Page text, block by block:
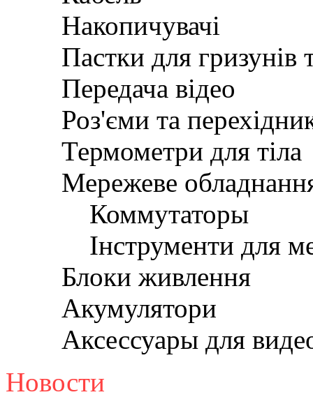
Накопичувачі
Пастки для гризунів
Передача відео
Роз'єми та
Термометри для тіла
Мережеве
Коммутаторы
Інструменти для
Блоки живлення
Акумулятори
Аксессуары для
Новости